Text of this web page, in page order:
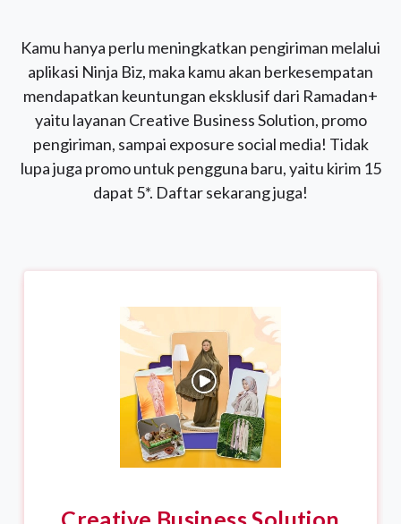
Kamu hanya perlu meningkatkan pengiriman melalui
aplikasi Ninja Biz, maka kamu akan berkesempatan
mendapatkan keuntungan eksklusif dari Ramadan+
yaitu layanan Creative Business Solution, promo
pengiriman, sampai exposure social media! Tidak
lupa juga promo untuk pengguna baru, yaitu kirim 15
dapat 5*. Daftar sekarang juga!
Creative Business Solution